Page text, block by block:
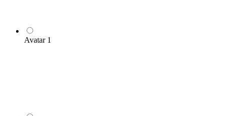
Avatar 1